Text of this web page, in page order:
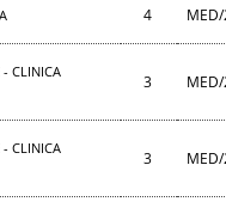
4
- CLINICA
3
- CLINICA
3